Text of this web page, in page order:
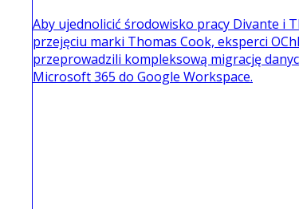
Aby ujednolicić środowisko pracy Divante i
przejęciu marki Thomas Cook, eksperci
przeprowadzili kompleksową migrację
Microsoft 365 do Google Workspace.